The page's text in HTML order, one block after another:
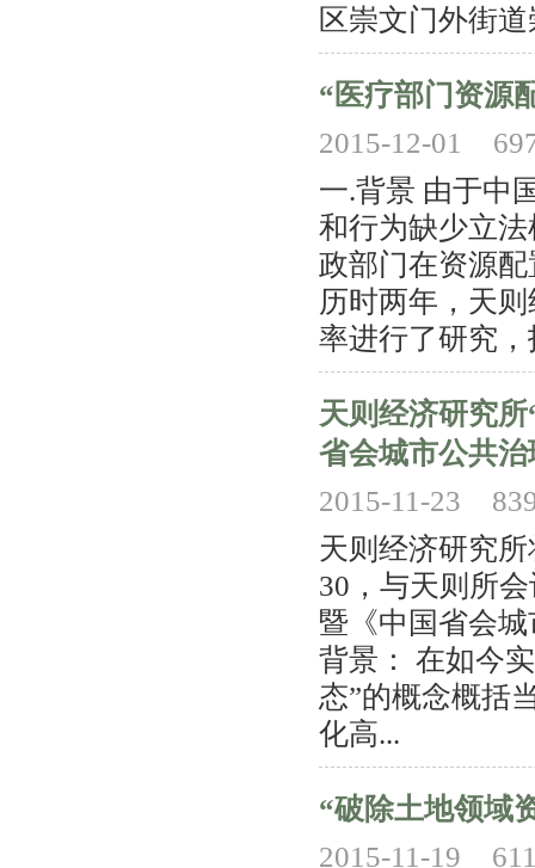
区崇文门外街
“医疗部门资源
2015-12-01
一.背景 由于中
和行为缺少立
政部门在资源
历时两年，天
率进行了研究
天则经济研究
省会城市公共
2015-11-23
天则经济研究
30，与天则所
暨《中国省会
背景： 在如今
态”的概念概括
化高...
“破除土地领域
2015-11-19